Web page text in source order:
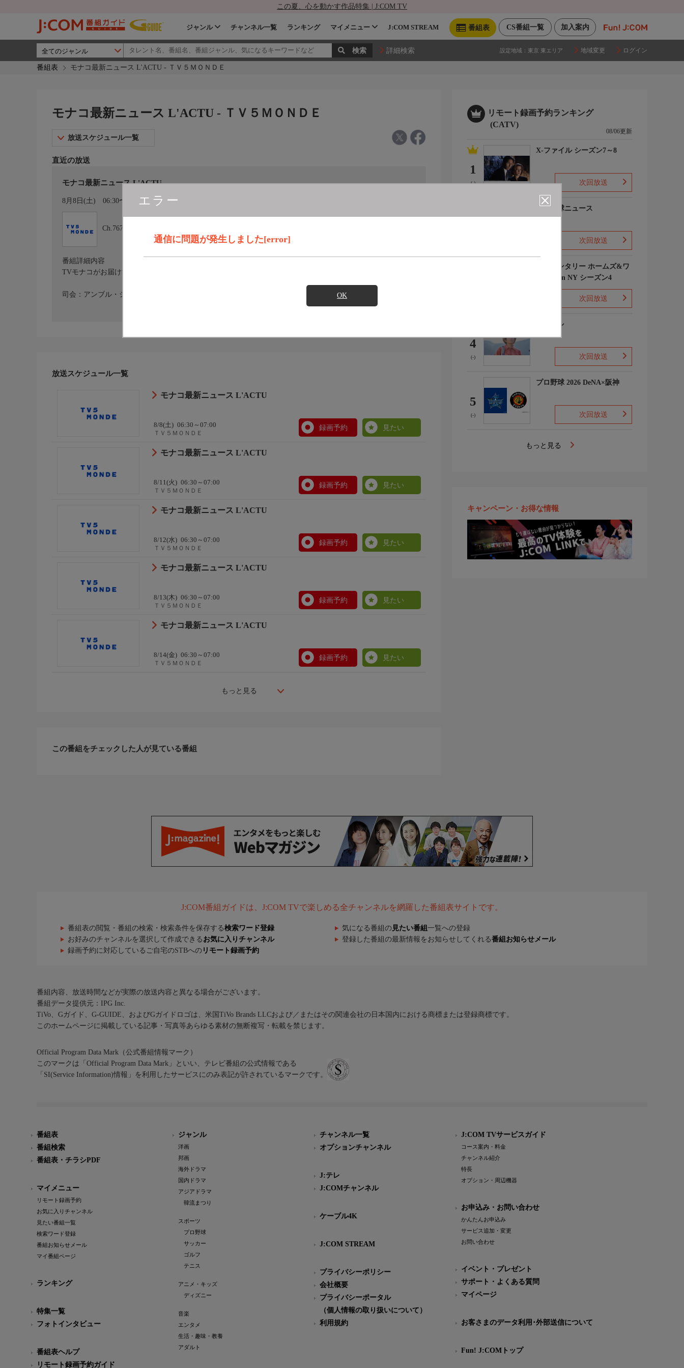
この夏、心を動かす作品特集 | J:COM TV
加入案内
CS番組一覧
番組表
ジャンル チャンネル一覧 ランキング マイメニュー J:COM STREAM
詳細検索 設定地域： 東京 東エリア 地域変更 ログイン
番組表 モナコ最新ニュース L'ACTU - ＴＶ５ＭＯＮＤＥ
エラー
通信に問題が発生しました[error]
OK
モナコ最新ニュース L'ACTU - ＴＶ５ＭＯＮＤＥ
放送スケジュール一覧
直近の放送
モナコ最新ニュース L'ACTU
8月8日(土) 06:30〜07:00 カレンダー登録
Ch.767
番組詳細内容
TVモナコがお届けするニュース番組。
司会：アンブル・シュタルダー
放送スケジュール一覧
モナコ最新ニュース L'ACTU
8/8(土) 06:30～07:00
ＴＶ５ＭＯＮＤＥ
録画予約 見たい
モナコ最新ニュース L'ACTU
8/11(火) 06:30～07:00
ＴＶ５ＭＯＮＤＥ
録画予約 見たい
モナコ最新ニュース L'ACTU
8/12(水) 06:30～07:00
ＴＶ５ＭＯＮＤＥ
録画予約 見たい
モナコ最新ニュース L'ACTU
8/13(木) 06:30～07:00
ＴＶ５ＭＯＮＤＥ
録画予約 見たい
モナコ最新ニュース L'ACTU
8/14(金) 06:30～07:00
ＴＶ５ＭＯＮＤＥ
録画予約 見たい
もっと見る
この番組をチェックした人が見ている番組
リモート録画予約ランキング
(CATV)
08/06更新
1
(-)
X-ファイル シーズン7～8
次回放送
プロ野球ニュース
次回放送
エレメンタリー ホームズ&ワ
トソン in NY シーズン4
次回放送
4
(-)
下山メシ
次回放送
5
(-)
プロ野球 2026 DeNA×阪神
次回放送
もっと見る
キャンペーン・お得な情報
J:COM番組ガイドは、J:COM TVで楽しめる全チャンネルを網羅した番組表サイトです。
番組表の閲覧・番組の検索・検索条件を保存する検索ワード登録 気になる番組の 見たい番組 一覧への登録
お好みのチャンネルを選択して作成できる お気に入りチャンネル 登録した番組の最新情報をお知らせしてくれる番組お知らせメール
録画予約に対応しているご自宅のSTBへの リモート録画予約
番組内容、放送時間などが実際の放送内容と異なる場合がございます。
番組データ提供元：IPG Inc.
TiVo、Gガイド、G-GUIDE、およびGガイドロゴは、米国TiVo Brands LLCおよび／またはその関連会社の日本国内における商標または登録商標です。
このホームページに掲載している記事・写真等あらゆる素材の無断複写・転載を禁じます。
Official Program Data Mark（公式番組情報マーク）
このマークは「Official Program Data Mark」といい、テレビ番組の公式情報である
「SI(Service Information)情報」を利用したサービスにのみ表記が許されているマークです。
番組表
番組検索
番組表・チラシPDF
マイメニュー
リモート録画予約
お気に入りチャンネル
見たい番組一覧
検索ワード登録
番組お知らせメール
マイ番組ページ
ランキング
特集一覧
フォトインタビュー
番組表ヘルプ
リモート録画予約ガイド
ジャンル
洋画
邦画
海外ドラマ
国内ドラマ
アジアドラマ
韓流まつり
スポーツ
プロ野球
サッカー
ゴルフ
テニス
アニメ・キッズ
ディズニー
音楽
エンタメ
生活・趣味・教養
アダルト
チャンネル一覧
オプションチャンネル
J:テレ
J:COMチャンネル
ケーブル4K
J:COM STREAM
プライバシーポリシー
会社概要
プライバシーポータル
（個人情報の取り扱いについて）
利用規約
J:COM TVサービスガイド
コース案内・料金
チャンネル紹介
特長
オプション・周辺機器
お申込み・お問い合わせ
かんたんお申込み
サービス追加・変更
お問い合わせ
イベント・プレゼント
サポート・よくある質問
マイページ
お客さまのデータ利用･外部送信について
Fun! J:COMトップ